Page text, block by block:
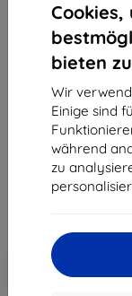
Cookies,
bieten
Wir
Einige sind
während
zu
3mk
Geeignet für:
21,90 €
11,61 €
-10%